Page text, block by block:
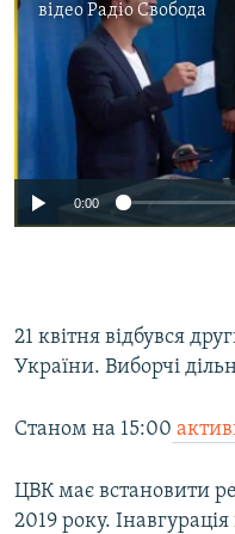
відеоРадіо Свобода
No media
0:00
21 квітня відбувся
України. Виборчі
Станом на 15:00
ЦВК має встановити
2019 року.